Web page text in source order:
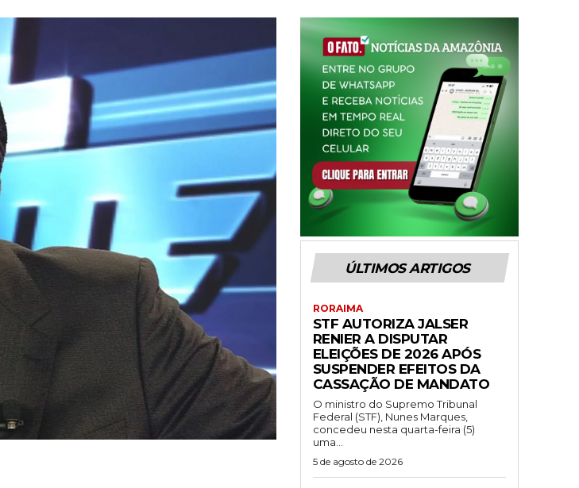
ÚLTIMOS ARTIGOS
RORAIMA
STF AUTORIZA JALSER
RENIER A DISPUTAR
ELEIÇÕES DE 2026 APÓS
SUSPENDER EFEITOS DA
CASSAÇÃO DE MANDATO
O ministro do Supremo Tribunal
Federal (STF), Nunes Marques,
concedeu nesta quarta-feira (5)
uma...
5 de agosto de 2026